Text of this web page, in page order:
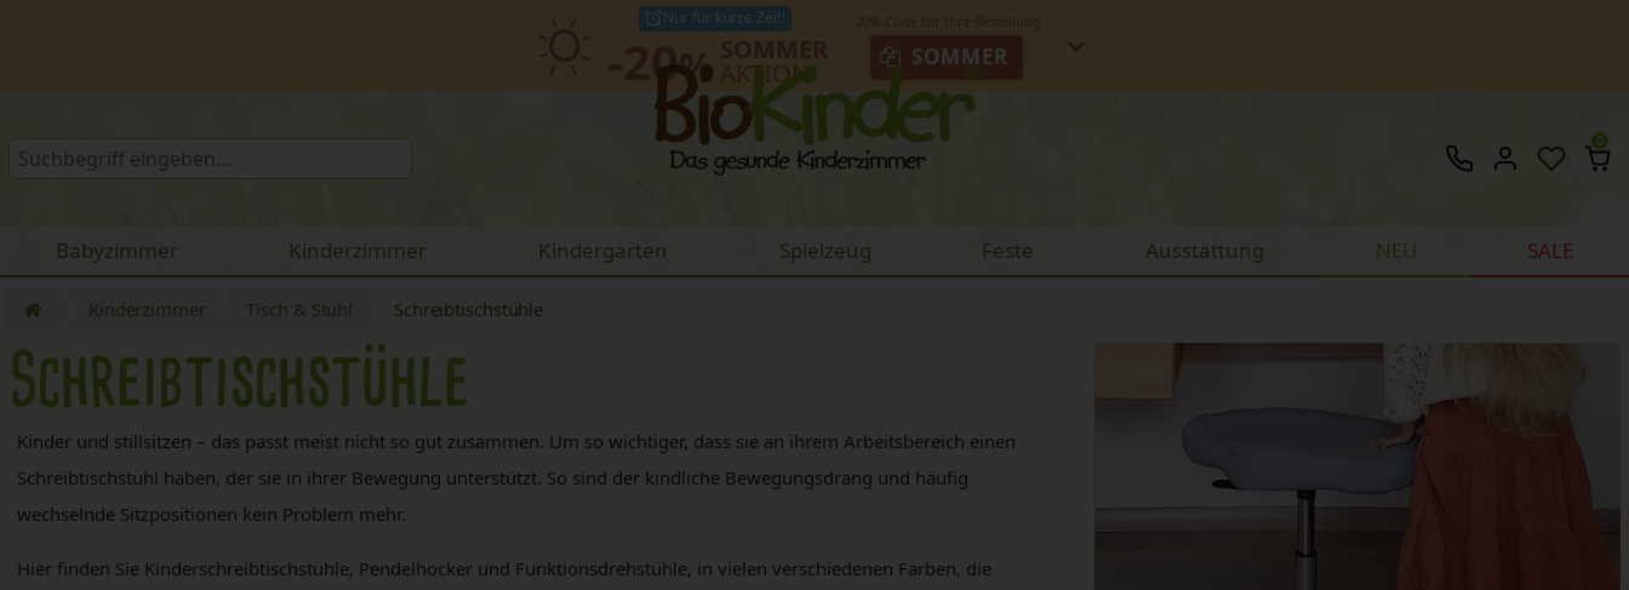
Nur für kurze Zeit!
-20% AKTION
SOMMER
0
Babyzimmer Kinderzimmer Kindergarten Spielzeug Feste Ausstattung NEU SALE
Kinderzimmer Tisch & Stuhl Schreibtischstühle
Schreibtischstühle
Kinder und stillsitzen – das passt meist nicht so gut zusammen. Um so wichtiger, dass sie an ihrem Arbeitsbereich einen
Schreibtischstuhl haben, der sie in ihrer Bewegung unterstützt. So sind der kindliche Bewegungsdrang und häufig
wechselnde Sitzpositionen kein Problem mehr.
Hier finden Sie Kinderschreibtischstühle, Pendelhocker und Funktionsdrehstühle, in vielen verschiedenen Farben, die